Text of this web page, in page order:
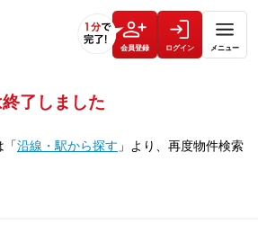
会員登録 ログイン メニュー
了しました
「沿線・駅から探す 」 より、再度物件検索